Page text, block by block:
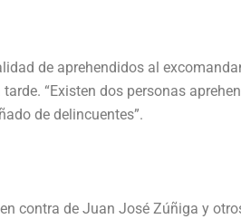
de aprehendidos al
“Existen dos personas
de delincuentes”.
contra de Juan José Zúñiga y